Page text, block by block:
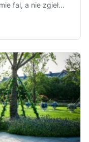
fal, a nie zgieł...